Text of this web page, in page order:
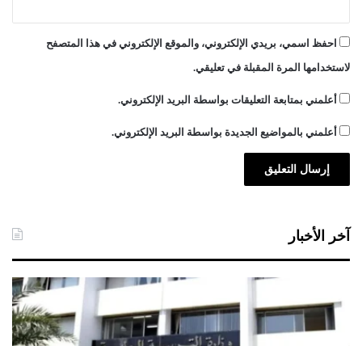
احفظ اسمي، بريدي الإلكتروني، والموقع الإلكتروني في هذا المتصفح
لاستخدامها المرة المقبلة في تعليقي.
أعلمني بمتابعة التعليقات بواسطة البريد الإلكتروني.
أعلمني بالمواضيع الجديدة بواسطة البريد الإلكتروني.
آخر الأخبار